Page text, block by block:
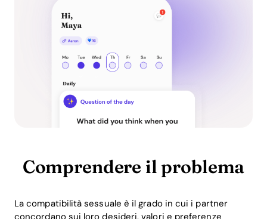
Comprendere il problema
La compatibilità sessuale è il grado in cui i partner
concordano sui loro desideri, valori e preferenze